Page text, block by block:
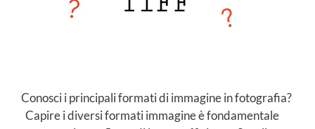
Conosci i principali formati di immagine in fotografia?
Capire i diversi formati immagine è fondamentale